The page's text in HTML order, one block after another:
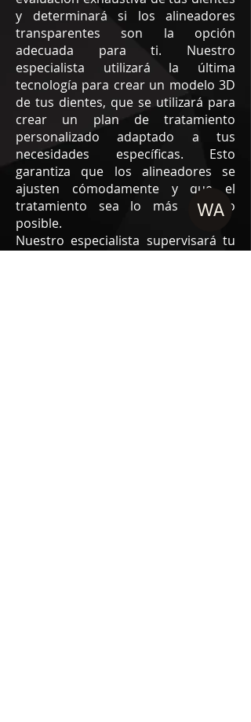
y determinará si los alineadores
transparentes son la opción
adecuada para ti. Nuestro
especialista utilizará la última
tecnología para crear un modelo 3D
de tus dientes, que se utilizará para
crear un plan de tratamiento
personalizado adaptado a tus
necesidades específicas. Esto
garantiza que los alineadores se
ajusten cómodamente y que el
tratamiento sea lo más efectivo
posible.
Nuestro especialista supervisará tu
WA